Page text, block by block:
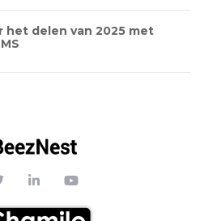
het delen van 2025 met